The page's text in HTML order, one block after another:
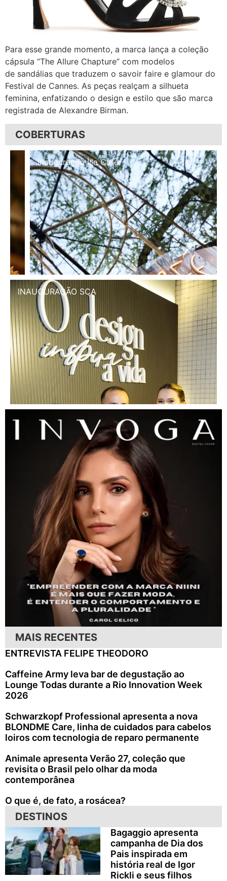
Para esse grande momento, a marca lança a coleção
cápsula “The Allure Chapture” com modelos
de sandálias que traduzem o savoir faire e glamour do
Festival de Cannes. As peças realçam a silhueta
feminina, enfatizando o design e estilo que são marca
registrada de Alexandre Birman.
COBERTURAS
Inauguração Illa Café
INAUGURAÇÃO SCA
MAIS RECENTES
ENTREVISTA FELIPE THEODORO
Caffeine Army leva bar de degustação ao
Lounge Todas durante a Rio Innovation Week
2026
Schwarzkopf Professional apresenta a nova
BLONDME Care, linha de cuidados para cabelos
loiros com tecnologia de reparo permanente
Animale apresenta Verão 27, coleção que
revisita o Brasil pelo olhar da moda
contemporânea
O que é, de fato, a rosácea?
DESTINOS
Bagaggio apresenta
campanha de Dia dos
Pais inspirada em
história real de Igor
Rickli e seus filhos